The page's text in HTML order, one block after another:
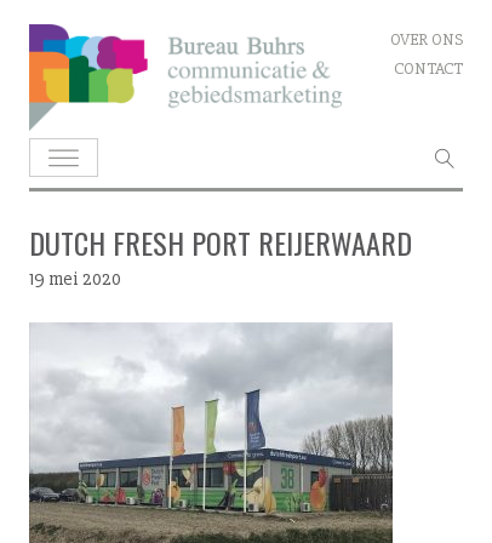
Skip
to
content
OVER ONS
CONTACT
DUTCH FRESH PORT REIJERWAARD
19 mei 2020